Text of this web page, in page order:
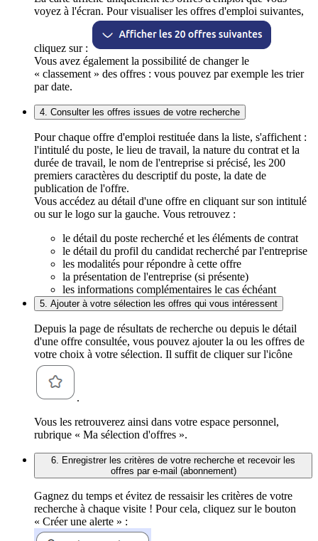
voyez à l'écran. Pour visualiser les offres d'emploi suivantes,
cliquez sur :
Vous avez également la possibilité de changer le
« classement » des offres : vous pouvez par exemple les trier
par date.
4. Consulter les offres issues de votre recherche
Pour chaque offre d'emploi restituée dans la liste, s'affichent :
l'intitulé du poste, le lieu de travail, la nature du contrat et la
durée de travail, le nom de l'entreprise si précisé, les 200
premiers caractères du descriptif du poste, la date de
publication de l'offre.
Vous accédez au détail d'une offre en cliquant sur son intitulé
ou sur le logo sur la gauche. Vous retrouvez :
le détail du poste recherché et les éléments de contrat
le détail du profil du candidat recherché par l'entreprise
les modalités pour répondre à cette offre
la présentation de l'entreprise (si présente)
les informations complémentaires le cas échéant
5. Ajouter à votre sélection les offres qui vous intéressent
Depuis la page de résultats de recherche ou depuis le détail
d'une offre consultée, vous pouvez ajouter la ou les offres de
votre choix à votre sélection. Il suffit de cliquer sur l'icône
.
Vous les retrouverez ainsi dans votre espace personnel,
rubrique « Ma sélection d'offres ».
6. Enregistrer les critères de votre recherche et recevoir les
offres par e-mail (abonnement)
Gagnez du temps et évitez de ressaisir les critères de votre
recherche à chaque visite ! Pour cela, cliquez sur le bouton
« Créer une alerte » :